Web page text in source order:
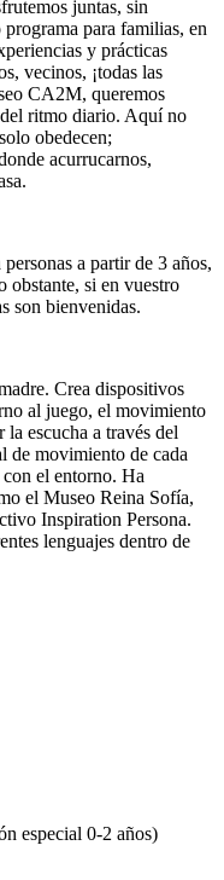
juntas, sin
para familias, en
y prácticas
vecinos, ¡todas las
CA2M, queremos
ritmo diario. Aquí no
obedecen;
acurrucarnos,
a partir de 3 años,
si en vuestro
Crea dispositivos
al juego, el movimiento
escucha a través del
movimiento de cada
el entorno. Ha
el Museo Reina Sofía,
Inspiration Persona.
lenguajes dentro de